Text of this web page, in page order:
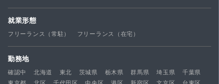
就業形態
フリーランス（常駐） フリーランス（在宅）
勤務地
確認中 北海道 東北 茨城県 栃木県 群馬県 埼玉県
千葉県